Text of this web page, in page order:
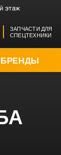
этаж
ЗАПЧАСТИ ДЛЯ
СПЕЦТЕХНИКИ
БРЕНДЫ